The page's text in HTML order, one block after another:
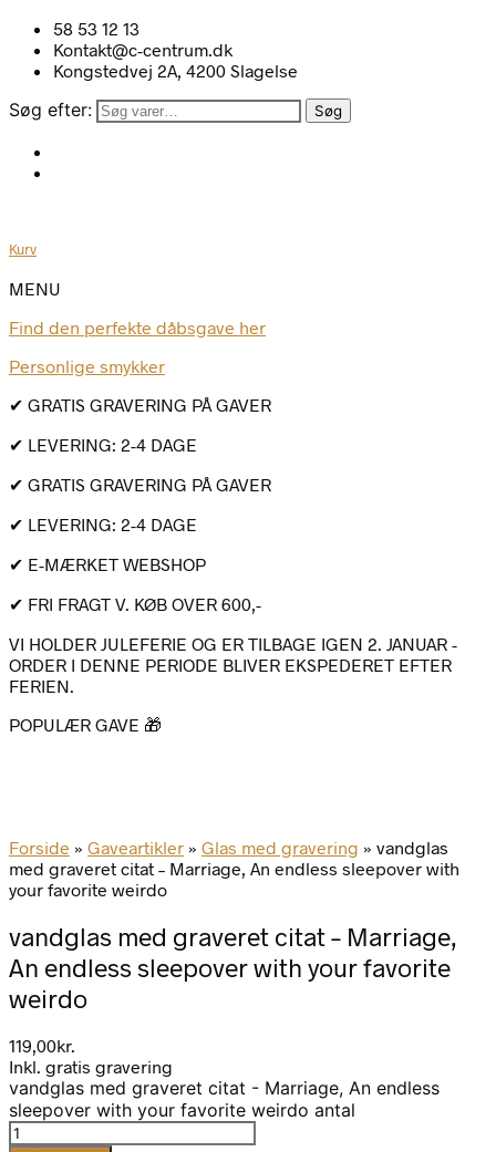
58 53 12 13
Kontakt@c-centrum.dk
Kongstedvej 2A, 4200 Slagelse
Søg efter: Søg
Kurv
MENU
Find den perfekte dåbsgave her
Personlige smykker
✔ GRATIS GRAVERING PÅ GAVER
✔ LEVERING: 2-4 DAGE
✔ GRATIS GRAVERING PÅ GAVER
✔ LEVERING: 2-4 DAGE
✔ E-MÆRKET WEBSHOP
✔ FRI FRAGT V. KØB OVER 600,-
VI HOLDER JULEFERIE OG ER TILBAGE IGEN 2. JANUAR -
ORDER I DENNE PERIODE BLIVER EKSPEDERET EFTER
FERIEN.
POPULÆR GAVE 🎁
Forside » Gaveartikler » Glas med gravering » vandglas
med graveret citat – Marriage, An endless sleepover with
your favorite weirdo
vandglas med graveret citat – Marriage,
An endless sleepover with your favorite
weirdo
119,00kr.
Inkl. gratis gravering
vandglas med graveret citat - Marriage, An endless
sleepover with your favorite weirdo antal